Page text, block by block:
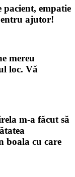
pacient, empatie
ajutor!
mereu
loc. Vă
m-a făcut să
boala cu care